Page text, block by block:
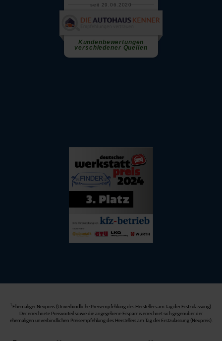
1Ehemaliger Neupreis (Unverbindliche Preisempfehlung des Herstellers am Tag der Erstzulassung).
Der errechnete Preisvorteil sowie die angegebene Ersparnis errechnet sich gegenüber der
ehemaligen unverbindlichen Preisempfehlung des Herstellers am Tag der Erstzulassung (Neupreis).